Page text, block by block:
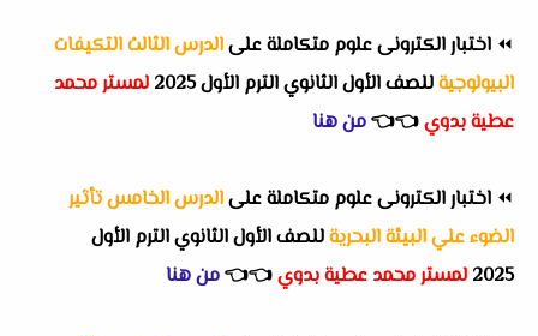
⏪ اختبار الكترونى علوم متكاملة علىالدرس الثالث التكيفات
البيولوجيةللصف الأول الثانوي الترم الأول 2025
لمستر محمد
عطية بدوي👈
👈من هنا
⏪ اختبار الكترونى علوم متكاملة علىالدرس الخامس تأثير
الضوء علي البيئة البحريةللصف الأول الثانوي الترم الأول
2025 لمستر محمد عطية بدوي👈
👈من هنا